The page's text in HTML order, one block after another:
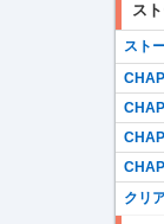
ス
スト
クリ